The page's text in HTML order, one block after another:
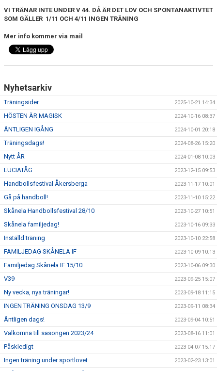
VI TRÄNAR INTE UNDER V 44. DÅ ÄR DET LOV OCH SPONTANAKTIVTET
SOM GÄLLER 1/11 OCH 4/11 INGEN TRÄNING
Mer info kommer via mail
Nyhetsarkiv
Träningsider 2025-10-21 14:34
HÖSTEN ÄR MAGISK 2024-10-16 08:37
ÄNTLIGEN IGÅNG 2024-10-01 20:18
Träningsdags! 2024-08-26 15:20
Nytt ÅR 2024-01-08 10:03
LUCIATÅG 2023-12-15 09:53
Handbollsfestival Åkersberga 2023-11-17 10:01
Gå på handboll! 2023-11-10 15:22
Skånela Handbollsfestival 28/10 2023-10-27 10:51
Skånela familjedag! 2023-10-16 09:33
Inställd träning 2023-10-10 22:58
FAMILJEDAG SKÅNELA IF 2023-10-09 10:13
Familjedag Skånela IF 15/10 2023-10-06 09:30
V39 2023-09-25 15:07
Ny vecka, nya träningar! 2023-09-18 11:15
INGEN TRÄNING ONSDAG 13/9 2023-09-11 08:34
Äntligen dags! 2023-09-04 10:51
Välkomna till säsongen 2023/24 2023-08-16 11:01
Påskledigt 2023-04-07 15:17
Ingen träning under sportlovet 2023-02-23 13:01